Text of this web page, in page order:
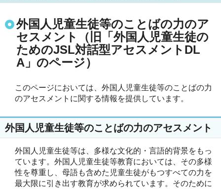
外国人児童生徒等のことばの力のア
セスメント（旧「外国人児童生徒の
ためのJSL対話型アセスメントDL
A」のページ）
このページにおいては、外国人児童生徒等のことばの力
のアセスメントに関する情報を提供しています。
外国人児童生徒等のことばの力のアセスメント
外国人児童生徒等は、多様な文化的・言語的背景をもっ
ています。外国人児童生徒等教育においては、その多様
性を尊重し、母語も含めた児童生徒がもつすべての力を
最大限に引き出す教育が求められています。そのために